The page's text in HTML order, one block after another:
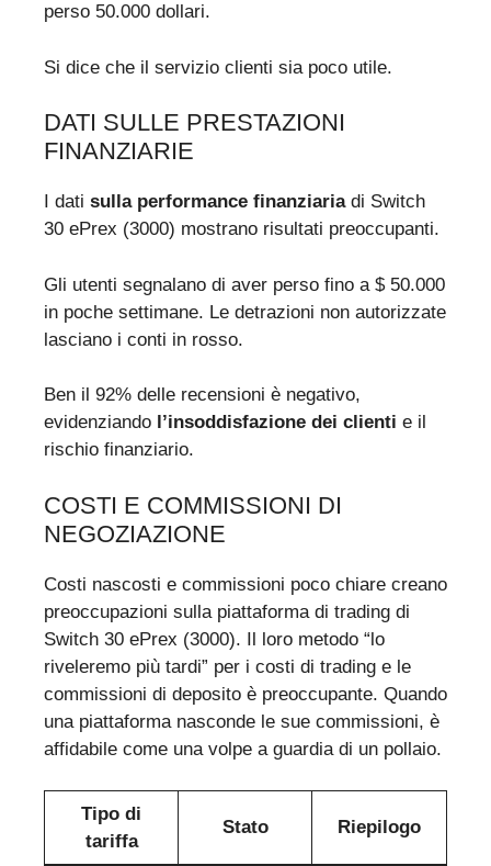
perso 50.000 dollari.
Si dice che il servizio clienti sia poco utile.
DATI SULLE PRESTAZIONI
FINANZIARIE
I dati sulla performance finanziariadi Switch
30 ePrex (3000) mostrano risultati preoccupanti.
Gli utenti segnalano di aver perso fino a $ 50.000
in poche settimane. Le detrazioni non autorizzate
lasciano i conti in rosso.
Ben il 92% delle recensioni è negativo,
evidenziando l’insoddisfazione dei clienti e il
rischio finanziario.
COSTI E COMMISSIONI DI
NEGOZIAZIONE
Costi nascosti e commissioni poco chiare creano
preoccupazioni sulla piattaforma di trading di
Switch 30 ePrex (3000). Il loro metodo “lo
riveleremo più tardi” per i costi di trading e le
commissioni di deposito è preoccupante. Quando
una piattaforma nasconde le sue commissioni, è
affidabile come una volpe a guardia di un pollaio.
Tipo di
tariffa
Stato Riepilogo